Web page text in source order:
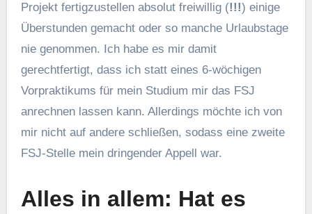
Projekt fertigzustellen absolut freiwillig (!!!) einige
Überstunden gemacht oder so manche Urlaubstage
nie genommen. Ich habe es mir damit
gerechtfertigt, dass ich statt eines 6-wöchigen
Vorpraktikums für mein Studium mir das FSJ
anrechnen lassen kann. Allerdings möchte ich von
mir nicht auf andere schließen, sodass eine zweite
FSJ-Stelle mein dringender Appell war.
Alles in allem: Hat es